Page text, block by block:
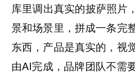
库里调出真实的披萨照片
景和场景里，拼成一条完
东西，产品是真实的，视
由AI完成，品牌团队不需